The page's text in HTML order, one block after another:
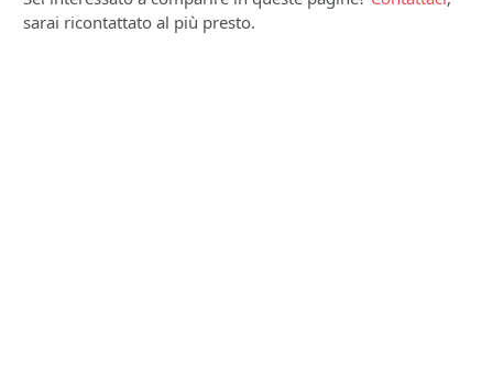
sarai ricontattato al più presto.